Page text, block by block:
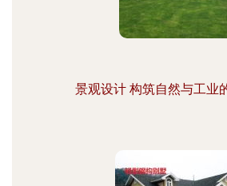
景观设计 构筑自然与工业